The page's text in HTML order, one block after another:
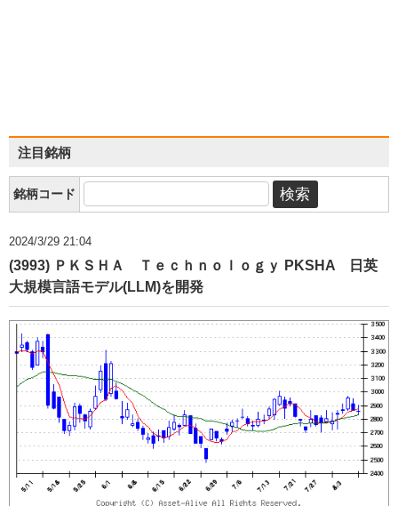
注目銘柄
銘柄コード
2024/3/29 21:04
(3993) ＰＫＳＨＡ Ｔｅｃｈｎｏｌｏｇｙ PKSHA 日英
大規模言語モデル(LLM)を開発